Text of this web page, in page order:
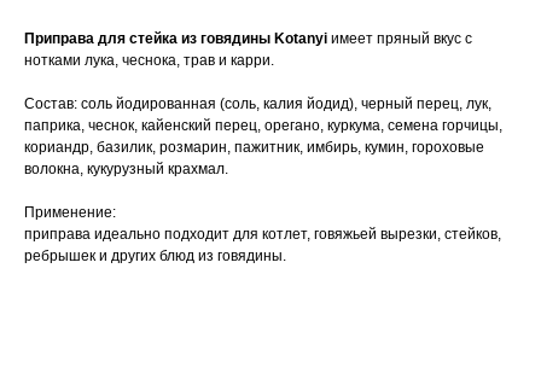
Приправа для стейка из говядины Kotanyi имеет пряный вкус с
нотками лука, чеснока, трав и карри.
Состав: соль йодированная (соль, калия йодид), черный перец, лук,
паприка, чеснок, кайенский перец, орегано, куркума, семена горчицы,
кориандр, базилик, розмарин, пажитник, имбирь, кумин, гороховые
волокна, кукурузный крахмал.
Применение:
приправа идеально подходит для котлет, говяжьей вырезки, стейков,
ребрышек и других блюд из говядины.